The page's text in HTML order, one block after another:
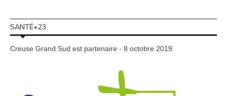
SANTÉ+23
Creuse Grand Sud est partenaire - 8 octobre 2019